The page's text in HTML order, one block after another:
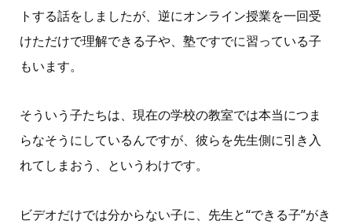
トする話をしましたが、逆にオンライン授業を一回受
けただけで理解できる子や、塾ですでに習っている子
もいます。
そういう子たちは、現在の学校の教室では本当につま
らなそうにしているんですが、彼らを先生側に引き入
れてしまおう、というわけです。
ビデオだけでは分からない子に、先生と“できる子”がき